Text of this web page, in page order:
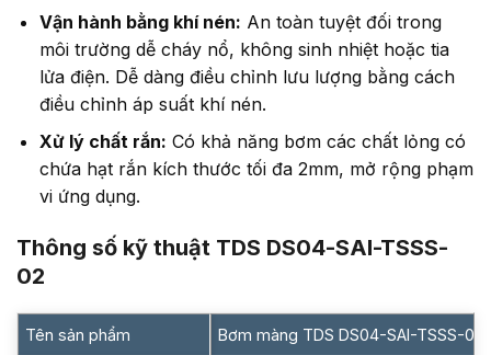
Vận hành bằng khí nén: An toàn tuyệt đối trong
môi trường dễ cháy nổ, không sinh nhiệt hoặc tia
lửa điện. Dễ dàng điều chỉnh lưu lượng bằng cách
điều chỉnh áp suất khí nén.
Xử lý chất rắn: Có khả năng bơm các chất lỏng có
chứa hạt rắn kích thước tối đa 2mm, mở rộng phạm
vi ứng dụng.
Thông số kỹ thuật TDS DS04-SAI-TSSS-
02
Tên sản phẩm Bơm màng TDS DS04-SAI-TSSS-02